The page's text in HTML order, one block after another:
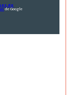
de
de Google